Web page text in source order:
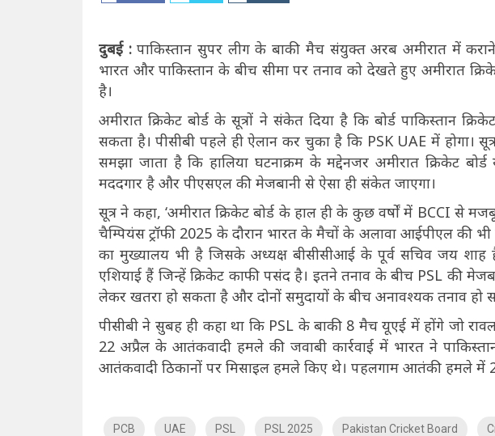
दुबई :पाकिस्तान सुपर लीग के बाकी मैच संयुक्त अरब अमीरात में
भारत और पाकिस्तान के बीच सीमा पर तनाव को देखते हुए अमीरात
है।
अमीरात क्रिकेट बोर्ड के सूत्रों ने संकेत दिया है कि बोर्ड पाकिस्तान
सकता है। पीसीबी पहले ही ऐलान कर चुका है कि PSK UAE में होगा।
समझा जाता है कि हालिया घटनाक्रम के मद्देनजर अमीरात क्रिकेट
मददगार है और पीएसएल की मेजबानी से ऐसा ही संकेत जाएगा।
सूत्र ने कहा, ‘अमीरात क्रिकेट बोर्ड के हाल ही के कुछ वर्षों में BCCI से
चैम्पियंस ट्रॉफी 2025 के दौरान भारत के मैचों के अलावा आईपीएल की भी
का मुख्यालय भी है जिसके अध्यक्ष बीसीसीआई के पूर्व सचिव जय शाह
एशियाई हैं जिन्हें क्रिकेट काफी पसंद है। इतने तनाव के बीच PSL की
लेकर खतरा हो सकता है और दोनों समुदायों के बीच अनावश्यक तनाव हो
पीसीबी ने सुबह ही कहा था कि PSL के बाकी 8 मैच यूएई में होंगे जो
22 अप्रैल के आतंकवादी हमले की जवाबी कार्रवाई में भारत ने
आतंकवादी ठिकानों पर मिसाइल हमले किए थे। पहलगाम आतंकी हमले में
PCB UAE PSL PSL 2025 Pakistan Cricket Board